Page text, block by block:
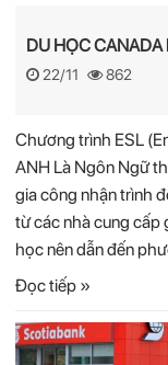
DU HỌC
22/11 862
Chương trình ESL
ANH Là Ngôn Ngữ
gia công nhận trình
từ các nhà cung cấp
học nên dẫn đến
Đọc tiếp »